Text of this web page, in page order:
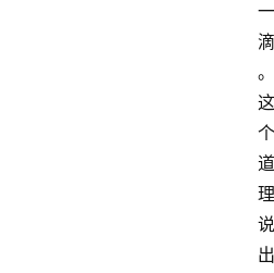
一
滴
。
这
个
道
理
说
出